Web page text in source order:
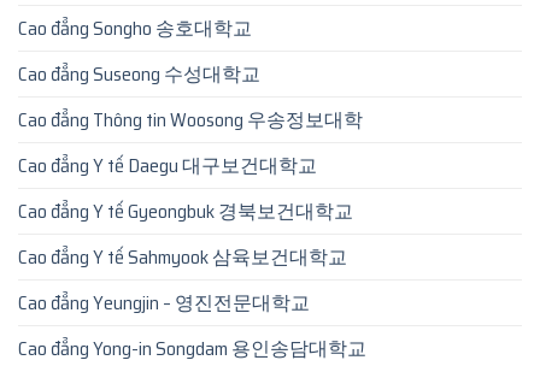
Cao đẳng Songho 송호대학교
Cao đẳng Suseong 수성대학교
Cao đẳng Thông tin Woosong 우송정보대학
Cao đẳng Y tế Daegu 대구보건대학교
Cao đẳng Y tế Gyeongbuk 경북보건대학교
Cao đẳng Y tế Sahmyook 삼육보건대학교
Cao đẳng Yeungjin – 영진전문대학교
Cao đẳng Yong-in Songdam 용인송담대학교